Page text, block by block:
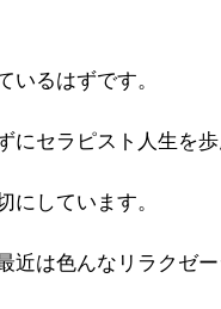
いるはずです。
にセラピスト人生を
にしています。
近は色んなリラクゼー